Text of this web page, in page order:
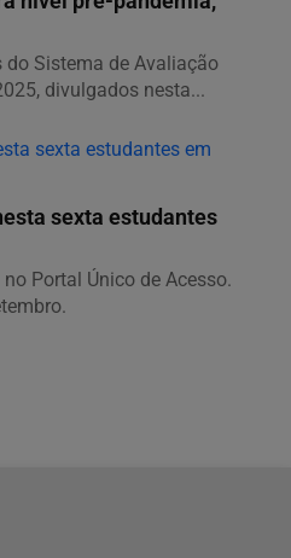
Sistema de Avaliação
divulgados nesta...
sexta estudantes
Portal Único de Acesso.